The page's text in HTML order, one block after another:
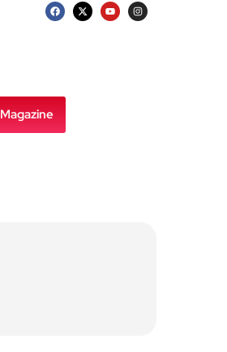
Magazine